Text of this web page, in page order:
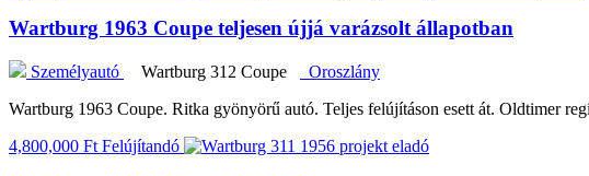
Wartburg 1963 Coupe teljesen újjá varázsolt állapotban
Személyautó Wartburg 312 Coupe
Oroszlány
Wartburg 1963 Coupe. Ritka gyönyörű autó. Teljes felújításon esett át. Oldtimer
4,800,000 Ft Felújítandó